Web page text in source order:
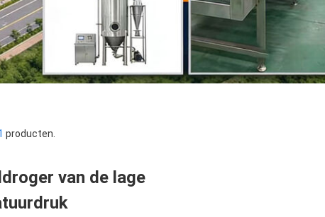
producten.
van de lage